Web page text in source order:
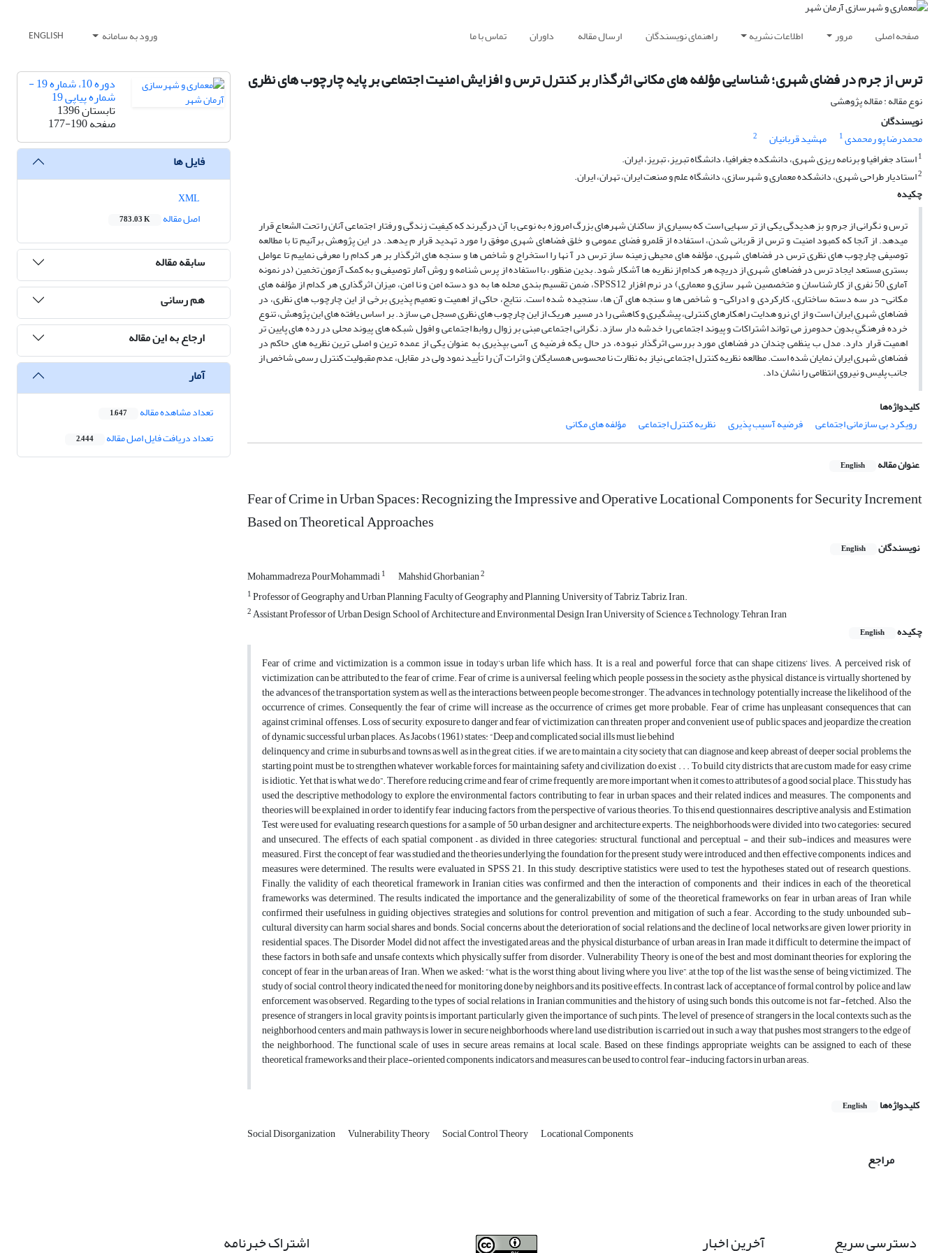
صفحه اصلی مرور اطلاعات نشریه راهنمای نویسندگان ارسال مقاله داوران تماس با ما ورود به سامانه ENGLISH
ترس از جرم در فضای شهری؛ شناسایی مؤلفه های مکانی اثرگذار بر کنترل ترس و افزایش امنیت اجتماعی بر پایه چارچوب های نظری
نوع مقاله : مقاله پژوهشی
نویسندگان
محمدرضا پو رمحمدی1 مهشید قربانیان
2
1استاد جغرافیا و برنامه ریزی شهری، دانشکده جغرافیا، دانشگاه تبریز، تبریز، ایران.
2استادیار طراحی شهری، دانشکده معماری و شهرسازی، دانشگاه علم و صنعت ایران، تهران، ایران.
چکیده
ترس و نگرانی از جرم و بز هدیدگی یکی از تر سهایی است که بسیاری از ساکنان شهرهای بزرگ امروزه به نوعی با آن درگیرند که کیفیت زندگی و رفتار اجتماعی آنان را تحت الشعاع قرار
میدهد. از آنجا که کمبود امنیت و ترس از قربانی شدن، استفاده از قلمرو فضای عمومی و خلق فضاهای شهری موفق را مورد تهدید قرار م یدهد. در این پژوهش برآنیم تا با مطالعه
توصیفی چارچوب های نظری ترس در فضاهای شهری، مؤلفه های محیطی زمینه ساز ترس در آ نها را استخراج و شاخص ها و سنجه های اثرگذار بر هر کدام را معرفی نماییم تا عوامل
بستری مستعد ایجاد ترس در فضاهای شهری از دریچه هر کدام از نظریه ها آشکار شود. بدین منظور، با استفاده از پرس شنامه و روش آمار توصیفی و به کمک آزمون تخمین (در نمونه
آماری 50 نفری از کارشناسان و متخصصین شهر سازی و معماری) در نرم افزار SPSS12، ضمن تقسیم بندی محله ها به دو دسته امن و نا امن، میزان اثرگذاری هر کدام از مؤلفه های
مکانی- در سه دسته ساختاری، کارکردی و ادراکی- و شاخص ها و سنجه های آن ها، سنجیده شده است. نتایج، حاکی از اهمیت و تعمیم پذیری برخی از این چارچوب های نظری، در
فضاهای شهری ایران است و از ای نرو هدایت راهکارهای کنترلی، پیشگیری و کاهشی را در مسیر هریک از این چارچوب های نظری مسجل می سازد. بر اساس یافته های این پژوهش، تنوع
خرده فرهنگیِ بدون حدومرز می تواند اشتراکات و پیوند اجتماعی را خدشه دار سازد. نگرانی اجتماعی مبنی بر زوال روابط اجتماعی و افول شبکه های پیوند محلی در رده های پایین تر
اهمیت قرار دارد. مدل ب ینظمی چندان در فضاهای مورد بررسی اثرگذار نبوده، در حال یکه فرضیه ی آسی بپذیری به عنوان یکی از عمده ترین و اصلی ترین نظریه های حاکم در
فضاهای شهری ایران نمایان شده است. مطالعه نظریه کنترل اجتماعی نیاز به نظارت نا محسوس همسایگان و اثرات آن را تأیید نمود ولی در مقابل، عدم مقبولیت کنترل رسمی شاخص از
جانب پلیس و نیروی انتظامی را نشان داد.
کلیدواژه‌ها
رویکرد بی سازمانی اجتماعی
فرضیه آسیب پذیری نظریه کنترل اجتماعی مؤلفه های مکانی
عنوان مقاله English
Fear of Crime in Urban Spaces: Recognizing the Impressive and Operative Locational Components for Security Increment
Based on Theoretical Approaches
نویسندگان English
Mohammadreza PourMohammadi1 Mahshid Ghorbanian2
1Professor of Geography and Urban Planning, Faculty of Geography and Planning, University of Tabriz, Tabriz, Iran.
2Assistant Professor of Urban Design, School of Architecture and Environmental Design, Iran University of Science & Technology, Tehran, Iran
چکیده
English
Fear of crime and victimization is a common issue in today’s urban life which hass. It is a real and powerful force that can shape citizens’ lives. A perceived risk of
victimization can be attributed to the fear of crime. Fear of crime is a universal feeling which people possess in the society as the physical distance is virtually shortened by
the advances of the transportation system as well as the interactions between people become stronger. The advances in technology potentially increase the likelihood of the
occurrence of crimes. Consequently, the fear of crime will increase as the occurrence of crimes get more probable. Fear of crime has unpleasant consequences that can
against criminal offenses. Loss of security, exposure to danger and fear of victimization can threaten proper and convenient use of public spaces and jeopardize the creation
of dynamic successful urban places. As Jacobs (1961) states: “Deep and complicated social ills must lie behind
delinquency and crime, in suburbs and towns as well as in the great cities. if we are to maintain a city society that can diagnose and keep abreast of deeper social problems, the
starting point must be to strengthen whatever workable forces for maintaining safety and civilization do exist . . . To build city districts that are custom made for easy crime
is idiotic. Yet that is what we do”. Therefore, reducing crime and fear of crime frequently are more important when it comes to attributes of a good social place. This study has
used the descriptive methodology to explore the environmental factors contributing to fear in urban spaces and their related indices and measures. The components and
theories will be explained in order to identify fear inducing factors from the perspective of various theories. To this end, questionnaires, descriptive analysis, and Estimation
Test were used for evaluating research questions for a sample of 50 urban designer and architecture experts. The neighborhoods were divided into two categories: secured
and unsecured. The effects of each spatial component – as divided in three categories: structural, functional and perceptual - and their sub-indices and measures were
measured. First, the concept of fear was studied and the theories underlying the foundation for the present study were introduced and then, effective components, indices, and
measures were determined. The results were evaluated in SPSS 21. In this study, descriptive statistics were used to test the hypotheses stated out of research questions.
Finally, the validity of each theoretical framework in Iranian cities was confirmed and then the interaction of components and their indices in each of the theoretical
frameworks was determined. The results indicated the importance and the generalizability of some of the theoretical frameworks on fear in urban areas of Iran while
confirmed their usefulness in guiding objectives, strategies and solutions for control, prevention, and mitigation of such a fear. According to the study, unbounded sub-
cultural diversity can harm social shares and bonds. Social concerns about the deterioration of social relations and the decline of local networks are given lower priority in
residential spaces. The Disorder Model did not affect the investigated areas and the physical disturbance of urban areas in Iran made it difficult to determine the impact of
these factors in both safe and unsafe contexts which physically suffer from disorder. Vulnerability Theory is one of the best and most dominant theories for exploring the
concept of fear in the urban areas of Iran. When we asked: “what is the worst thing about living where you live”, at the top of the list was the sense of being victimized. The
study of social control theory indicated the need for monitoring done by neighbors and its positive effects. In contrast, lack of acceptance of formal control by police and law
enforcement was observed. Regarding to the types of social relations in Iranian communities and the history of using such bonds, this outcome is not far-fetched. Also, the
presence of strangers in local gravity points is important, particularly given the importance of such pints. The level of presence of strangers in the local contexts such as the
neighborhood centers and main pathways is lower in secure neighborhoods where land use distribution is carried out in such a way that pushes most strangers to the edge of
the neighborhood. The functional scale of uses in secure areas remains at local scale. Based on these findings, appropriate weights can be assigned to each of these
theoretical frameworks and their place-oriented components, indicators and measures can be used to control fear-inducing factors in urban areas.
کلیدواژه‌ها English
Social Disorganization Vulnerability Theory Social Control Theory Locational Components
مراجع
دوره 10، شماره 19 -
شماره پیاپی 19
تابستان 1396
صفحه177-190
فایل ها
اصل مقاله
783.03 K
سابقه مقاله
هم رسانی
ارجاع به این مقاله
آمار
تعداد مشاهده مقاله 1,647
تعداد دریافت فایل اصل مقاله 2,444
دسترسی سریع آخرین اخبار اشتراک خبرنامه